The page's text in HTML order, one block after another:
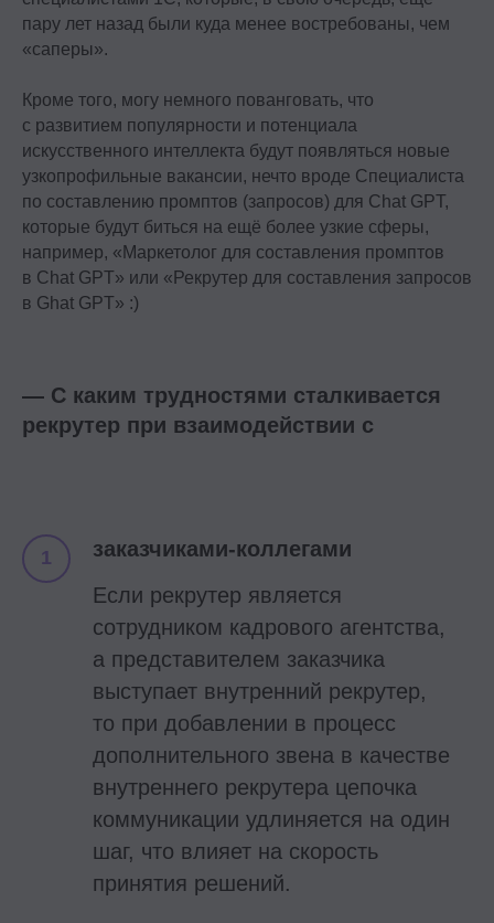
пару лет назад были куда менее востребованы, чем
«саперы».
Кроме того, могу немного пованговать, что
с развитием популярности и потенциала
искусственного интеллекта будут появляться новые
узкопрофильные вакансии, нечто вроде Специалиста
по составлению промптов (запросов) для Chat GPT,
которые будут биться на ещё более узкие сферы,
например, «Маркетолог для составления промптов
в Chat GPT» или «Рекрутер для составления запросов
в Ghat GPT» :)
— С каким трудностями сталкивается
рекрутер при взаимодействии с
заказчиками-коллегами
Если рекрутер является
сотрудником кадрового агентства,
а представителем заказчика
выступает внутренний рекрутер,
то при добавлении в процесс
дополнительного звена в качестве
внутреннего рекрутера цепочка
коммуникации удлиняется на один
шаг, что влияет на скорость
принятия решений.